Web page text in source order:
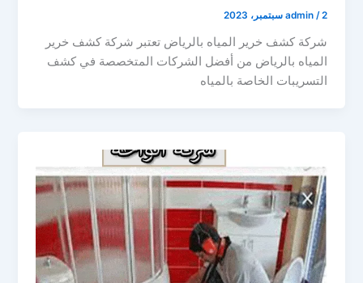
admin /2 سبتمبر، 2023
شركة كشف خرير المياه بالرياض تعتبر شركة كشف خرير
المياه بالرياض من أفضل الشركات المتخصصة في كشف
التسريبات الخاصة بالمياه